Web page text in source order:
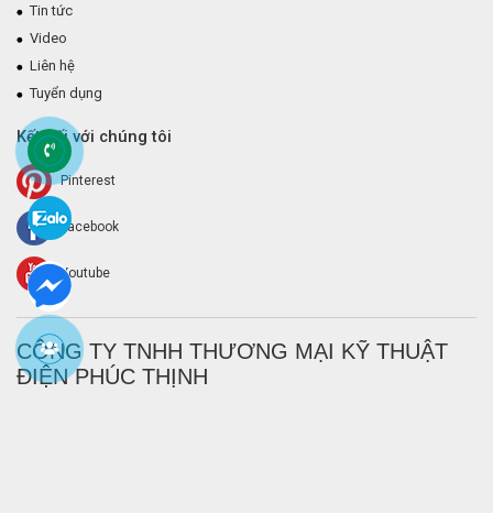
Tin tức
Video
Liên hệ
Tuyển dụng
Kết nối với chúng tôi
Pinterest
Facebook
Youtube
CÔNG TY TNHH THƯƠNG MẠI KỸ THUẬT
ĐIỆN PHÚC THỊNH